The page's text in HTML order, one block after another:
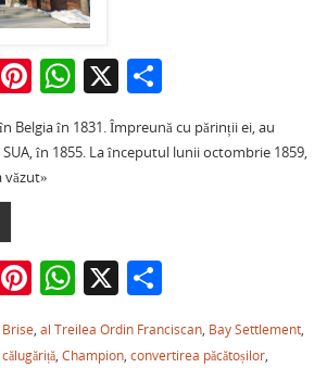
m
Pi
nt
er
e
W
h
at
p
p
X P
ar
ta
ză
Belgia în 1831. Împreună cu părinții ei, au
în 1855. La începutul lunii octombrie 1859,
văzut»
Pi
nt
er
W
h
at
X P
ar
ta
,al Treilea Ordin Franciscan, Bay Settlement,
călugăriță,Champion,convertirea păcătoșilor,